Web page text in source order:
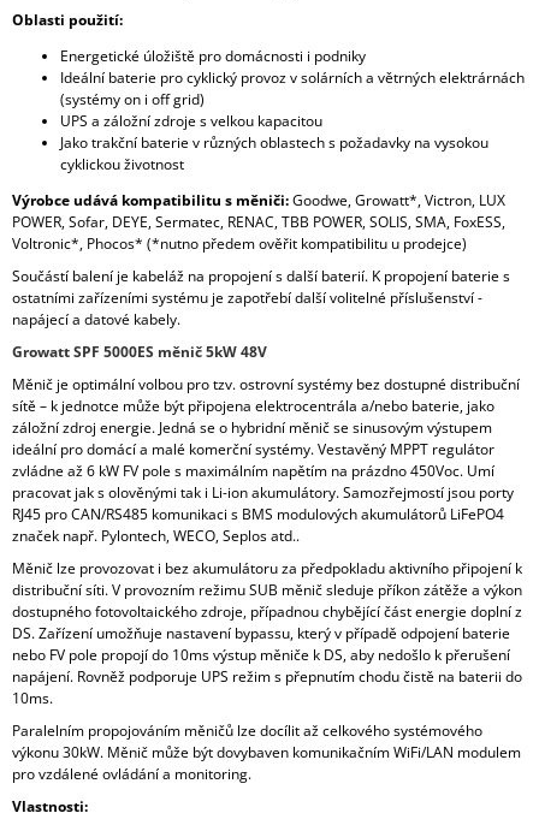
Oblasti použití:
Energetické úložiště pro domácnosti i podniky
Ideální baterie pro cyklický provoz v solárních a větrných elektrárnách
(systémy on i off grid)
UPS a záložní zdroje s velkou kapacitou
Jako trakční baterie v různých oblastech s požadavky na vysokou
cyklickou životnost
Výrobce udává kompatibilitu s měniči:Goodwe,Growatt*,Victron, LUX
POWER,Sofar, DEYE,Sermatec, RENAC,TBB POWER,SOLIS,SMA, FoxESS,
Voltronic*, Phocos* (*nutno předem ověřit kompatibilitu u prodejce)
Součástí balení je kabeláž na propojení s další baterií. K propojení baterie s
ostatními zařízeními systému je zapotřebí další volitelné příslušenství -
napájecí a datové kabely.
Growatt SPF 5000ES měnič 5kW 48V
Měnič je optimální volbou pro tzv. ostrovní systémy bez dostupné distribuční
sítě – k jednotce může být připojena elektrocentrála a/nebo baterie, jako
záložní zdroj energie. Jedná se o hybridní měnič se sinusovým výstupem
ideální pro domácí a malé komerční systémy. Vestavěný MPPT regulátor
zvládne až 6 kW FV pole s maximálním napětím na prázdno 450Voc. Umí
pracovat jak s olověnými tak i Li-ion akumulátory. Samozřejmostí jsou porty
RJ45 pro CAN/RS485 komunikaci s BMS modulových akumulátorů LiFePO4
značek např. Pylontech, WECO, Seplos atd..
Měnič lze provozovat i bez akumulátoru za předpokladu aktivního připojení k
distribuční síti. V provozním režimu SUB měnič sleduje příkon zátěže a výkon
dostupného fotovoltaického zdroje, případnou chybějící část energie doplní z
DS. Zařízení umožňuje nastavení bypassu, který v případě odpojení baterie
nebo FV pole propojí do 10ms výstup měniče k DS, aby nedošlo k přerušení
napájení. Rovněž podporuje UPS režim s přepnutím chodu čistě na baterii do
10ms.
Paralelním propojováním měničů lze docílit až celkového systémového
výkonu 30kW. Měnič může být dovybaven komunikačním WiFi/LAN modulem
pro vzdálené ovládání a monitoring.
Vlastnosti: